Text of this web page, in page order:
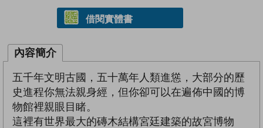
借閱實體書
內容簡介
五千年文明古國，五十萬年人類進慫，大部分的歷
史進程你無法親身經，但你卻可以在遍佈中國的博
物館裡親眼目睹。
這裡有世界最大的磚木結構宮廷建築的故宮博物